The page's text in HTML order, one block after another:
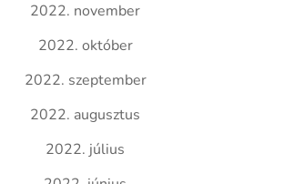
2022. november
2022. október
2022. szeptember
2022. augusztus
2022. július